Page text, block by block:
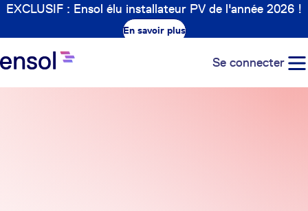
EXCLUSIF : Ensol élu installateur PV de l'année 2026 !
En savoir plus
Se connecter